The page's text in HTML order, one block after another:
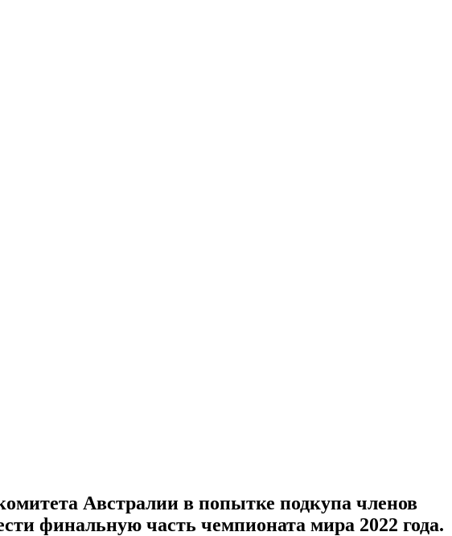
Австралии в попытке подкупа членов
финальную часть чемпионата мира 2022 года.